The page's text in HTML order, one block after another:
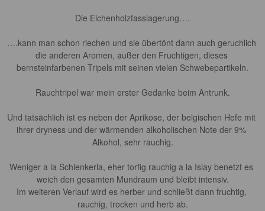
Die Eichenholzfasslagerung….
….kann man schon riechen und sie übertönt dann auch geruchlich
die anderen Aromen, außer den Fruchtigen, dieses
bernsteinfarbenen Tripels mit seinen vielen Schwebepartikeln.
Rauchtripel war mein erster Gedanke beim Antrunk.
Und tatsächlich ist es neben der Aprikose, der belgischen Hefe mit
ihrer dryness und der wärmenden alkoholischen Note der 9%
Alkohol, sehr rauchig.
Weniger a la Schlenkerla, eher torfig rauchig a la Islay benetzt es
weich den gesamten Mundraum und bleibt intensiv.
Im weiteren Verlauf wird es herber und schließt dann fruchtig,
rauchig, trocken und herb ab.